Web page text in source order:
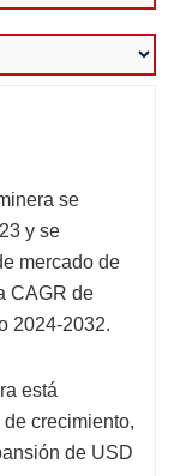
se
y se
mercado de
CAGR de
2024-2032.
está
crecimiento,
de USD